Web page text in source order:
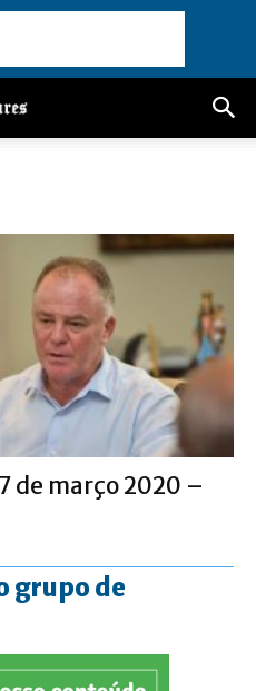
de março 2020 –
grupo de